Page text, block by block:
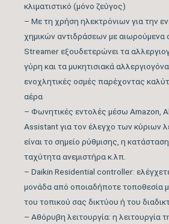
κλιματιστικό (μόνο ζεύγος)
– Με τη χρήση ηλεκτρόνιων για την
χημικών αντιδράσεων με αιωρούμενα
Streamer εξουδετερώνει τα
γύρη και τα μυκητισιακά
ενοχλητικές οσμές παρέχοντας
αέρα
– Φωνητικές εντολές μέσω Amazon,
Assistant για τον έλεγχο των κύριων
είναι το σημείο ρύθμισης, η
ταχύτητα ανεμιστήρα κ.λπ.
– Daikin Residential controller:
μονάδα από οποιαδήποτε τοποθεσία
του τοπικού σας δικτύου ή του
– Αθόρυβη λειτουργία: η λειτουργία
Κάλυψη Χώρου έως …
(m2)
31
Κυβικά Μέτρα Κάλυψης
έως … (m3)
86
Ονομαστική Ψυκτική
Ικανότητα (BTU/h)
14.330
Εύρος Ψυκτικής
Ικανότητας (BTU/h)
Βαθμός Ενεργειακής
απόδοσης Ψύξης
7,5